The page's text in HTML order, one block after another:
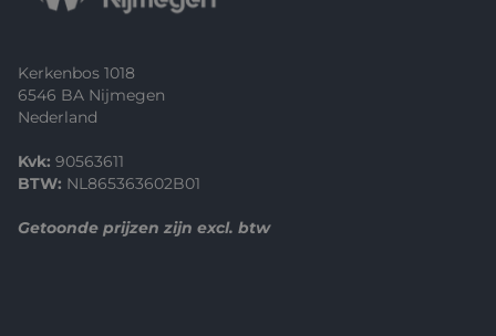
Kerkenbos 1018
6546 BA Nijmegen
Nederland
Kvk: 90563611
BTW: NL865363602B01
Getoonde prijzen zijn excl. btw